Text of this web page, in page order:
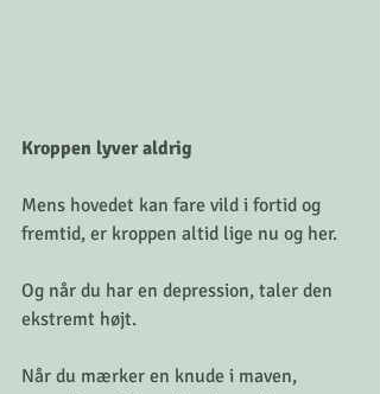
Kroppen lyver aldrig
Mens hovedet kan fare vild i fortid og
fremtid, er kroppen altid lige nu og her.
Og når du har en depression, taler den
ekstremt højt.
Når du mærker en knude i maven,